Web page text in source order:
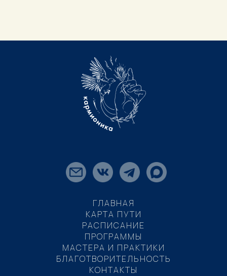
ГЛАВНАЯ
КАРТА ПУТИ
РАСПИСАНИЕ
ПРОГРАММЫ
МАСТЕРА И ПРАКТИКИ
БЛАГОТВОРИТЕЛЬНОСТЬ
КОНТАКТЫ